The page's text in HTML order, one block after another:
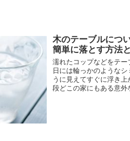
木のテーブルにつ
簡単に落とす方法
濡れたコップなどをテ
日には輪っかのような
うに見えてすぐに浮き
段どこの家にもある意外